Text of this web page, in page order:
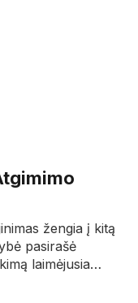
žengia į kitą
pasirašė
laimėjusia…